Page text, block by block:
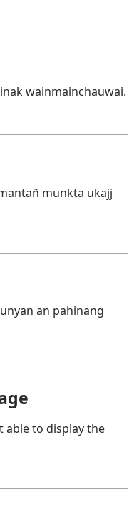
wainmainchauwai.
munkta ukajj
an pahinang
able to display the